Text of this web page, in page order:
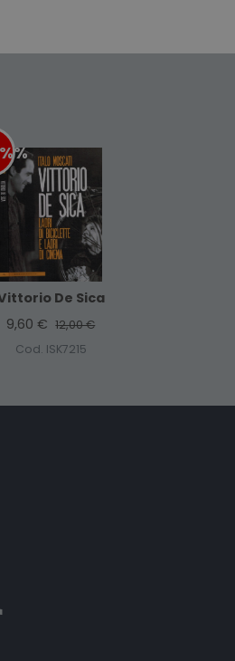
%
De Sica
9,60 € 12,00 €
Cod. ISK7215